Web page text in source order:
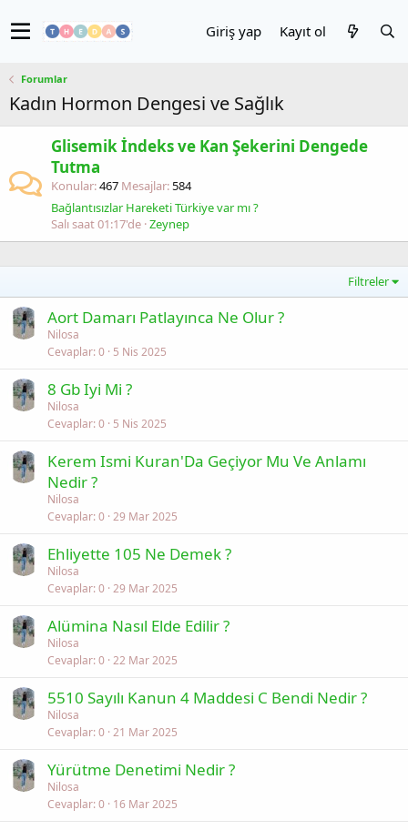
Giriş yap Kayıt ol
Forumlar
Kadın Hormon Dengesi ve Sağlık
Glisemik İndeks ve Kan Şekerini Dengede
Tutma
Konular 467 Mesajlar 584
Bağlantısızlar Hareketi Türkiye var mı ?
Salı saat 01:17'de Zeynep
Filtreler
Aort Damarı Patlayınca Ne Olur ?
Nilosa
Cevaplar 0 5 Nis 2025
8 Gb Iyi Mi ?
Nilosa
Cevaplar 0 5 Nis 2025
Kerem Ismi Kuran'Da Geçiyor Mu Ve Anlamı
Nedir ?
Nilosa
Cevaplar 0 29 Mar 2025
Ehliyette 105 Ne Demek ?
Nilosa
Cevaplar 0 29 Mar 2025
Alümina Nasıl Elde Edilir ?
Nilosa
Cevaplar 0 22 Mar 2025
5510 Sayılı Kanun 4 Maddesi C Bendi Nedir ?
Nilosa
Cevaplar 0 21 Mar 2025
Yürütme Denetimi Nedir ?
Nilosa
Cevaplar 0 16 Mar 2025